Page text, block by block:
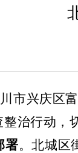
市兴庆区
治行动，
署。北城区